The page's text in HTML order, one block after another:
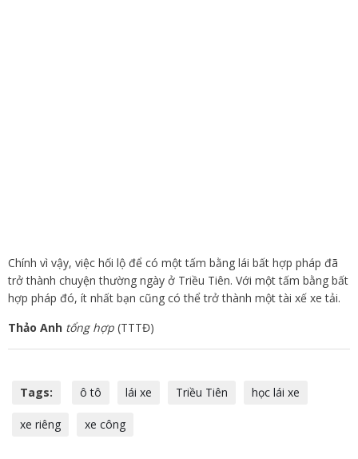
Chính vì vậy, việc hối lộ để có một tấm bằng lái bất hợp pháp đã
trở thành chuyện thường ngày ở Triều Tiên. Với một tấm bằng bất
hợp pháp đó, ít nhất bạn cũng có thể trở thành một tài xế xe tải.
Thảo Anh tổng hợp (TTTĐ)
Tags: ô tô lái xe Triều Tiên học lái xe
xe riêng xe công